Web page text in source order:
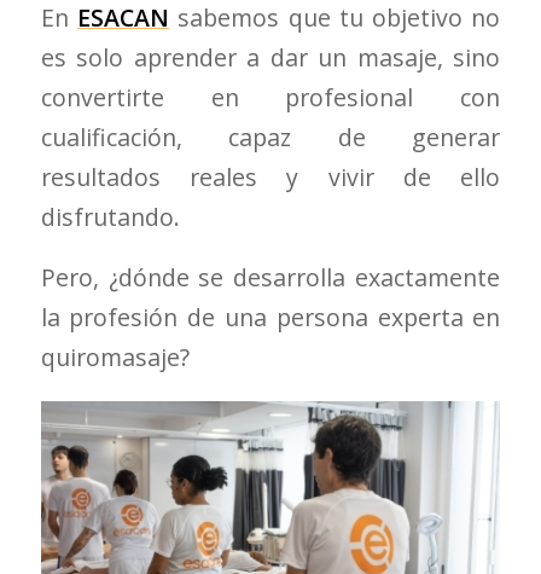
En ESACAN sabemos que tu objetivo no
es solo aprender a dar un masaje, sino
convertirte en profesional con
cualificación, capaz de generar
resultados reales y vivir de ello
disfrutando.
Pero, ¿dónde se desarrolla exactamente
la profesión de una persona experta en
quiromasaje?